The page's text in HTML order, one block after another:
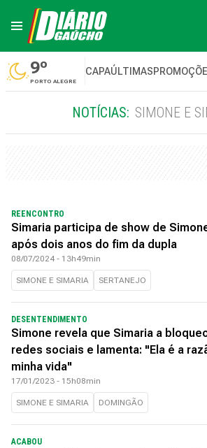
9º
PORTO ALEGRE
CAPAÚLTIMAS
NOTÍCIAS: SIMONE E
REENCONTRO
Simaria participa de show de
após dois anos do fim da dupla
08/07/2024 - 13h49min
SIMONE E SIMARIA SERTANEJO
DESENTENDIMENTO
Simone revela que Simaria a
redes sociais e lamenta: "Ela é a
minha vida"
17/01/2023 - 15h08min
SIMONE E SIMARIA DOMINGÃO
ACABOU